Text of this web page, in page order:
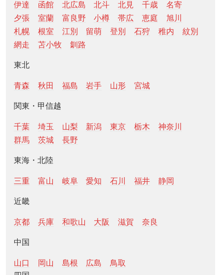
伊達 函館 北広島 北斗 北見 千歳
名寄
夕張
室蘭 富良野 小樽 帯広 恵庭
旭川
札幌
根室 江別 留萌 登別 石狩 稚内
紋別
網走
苫小牧 釧路
東北
青森 秋田 福島 岩手 山形 宮城
関東・甲信越
千葉 埼玉 山梨 新潟 東京 栃木
神奈川
群馬
茨城 長野
東海・北陸
三重 富山 岐阜 愛知 石川 福井 静岡
近畿
京都 兵庫 和歌山 大阪 滋賀 奈良
中国
山口 岡山 島根 広島
鳥取